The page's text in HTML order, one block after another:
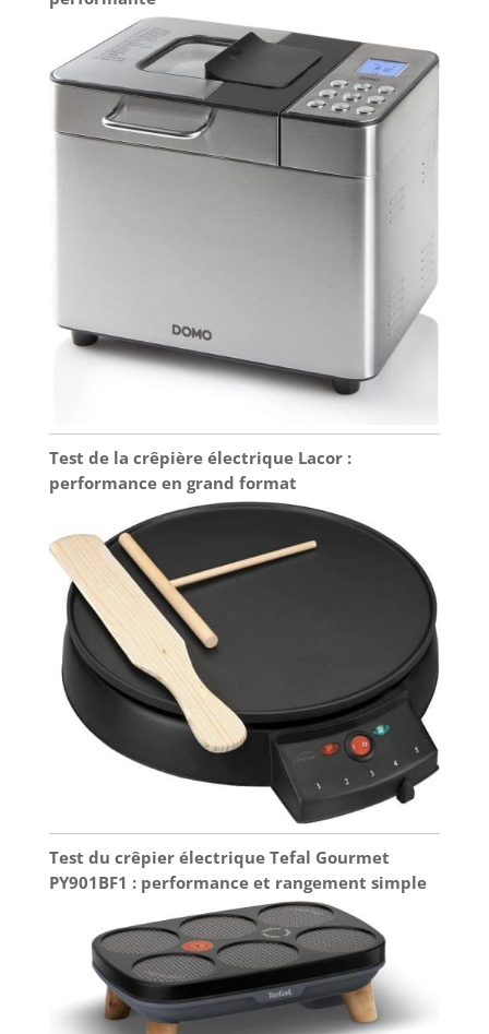
Test de la crêpière électrique Lacor :
performance en grand format
Test du crêpier électrique Tefal Gourmet
PY901BF1 : performance et rangement simple